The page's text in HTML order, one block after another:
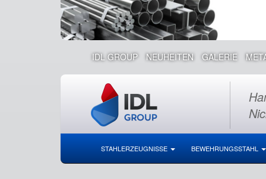
IDL GROUP NEUHEITEN GALERIE
STAHLERZEUGNISSE BEWEHRUNGSSTAHL